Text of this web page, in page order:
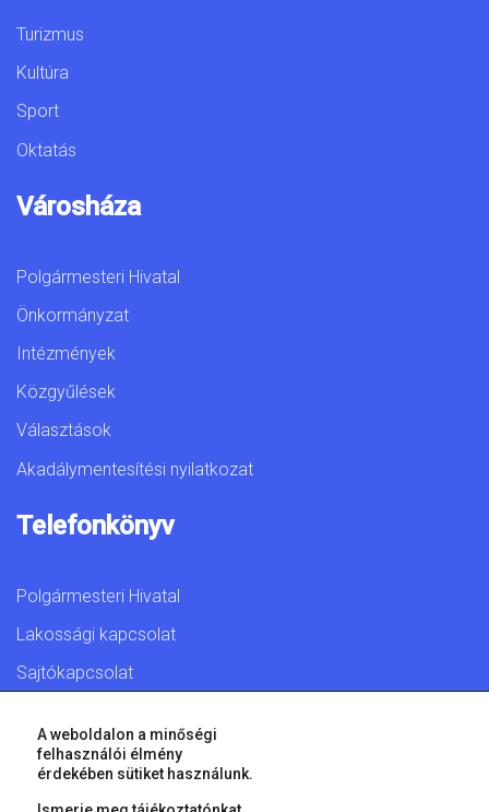
Turizmus
Kultúra
Sport
Oktatás
Városháza
Polgármesteri Hivatal
Önkormányzat
Intézmények
Közgyűlések
Választások
Akadálymentesítési nyilatkozat
Telefonkönyv
Polgármesteri Hivatal
Lakossági kapcsolat
Sajtókapcsolat
© 2026 Győr Megyei Jogú Város • Minden jog fenntartva!
A weboldalon a minőségi
felhasználói élmény
érdekében sütiket használunk.